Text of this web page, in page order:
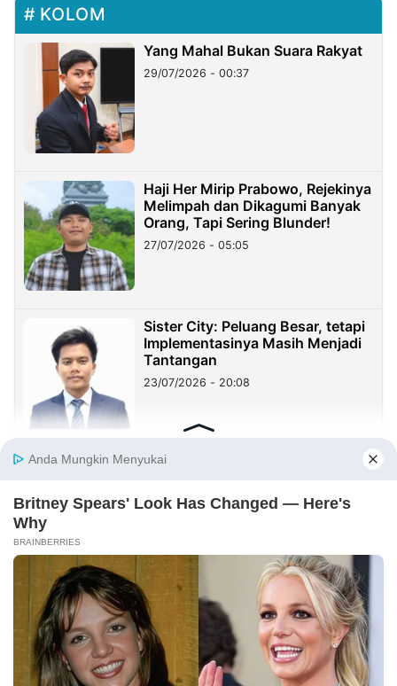
KOLOM
Yang Mahal Bukan Suara Rakyat
29/07/2026 - 00:37
Haji Her Mirip Prabowo, Rejekinya
Melimpah dan Dikagumi Banyak
Orang, Tapi Sering Blunder!
27/07/2026 - 05:05
Sister City: Peluang Besar, tetapi
Implementasinya Masih Menjadi
Tantangan
23/07/2026 - 20:08
Sekolah Harus Berhenti Mengajar
Kehidupan
Benang Merah Sindangkasih:
Dari Perintis Purwakarta hingga
KDM
21/07/2026 - 09:22